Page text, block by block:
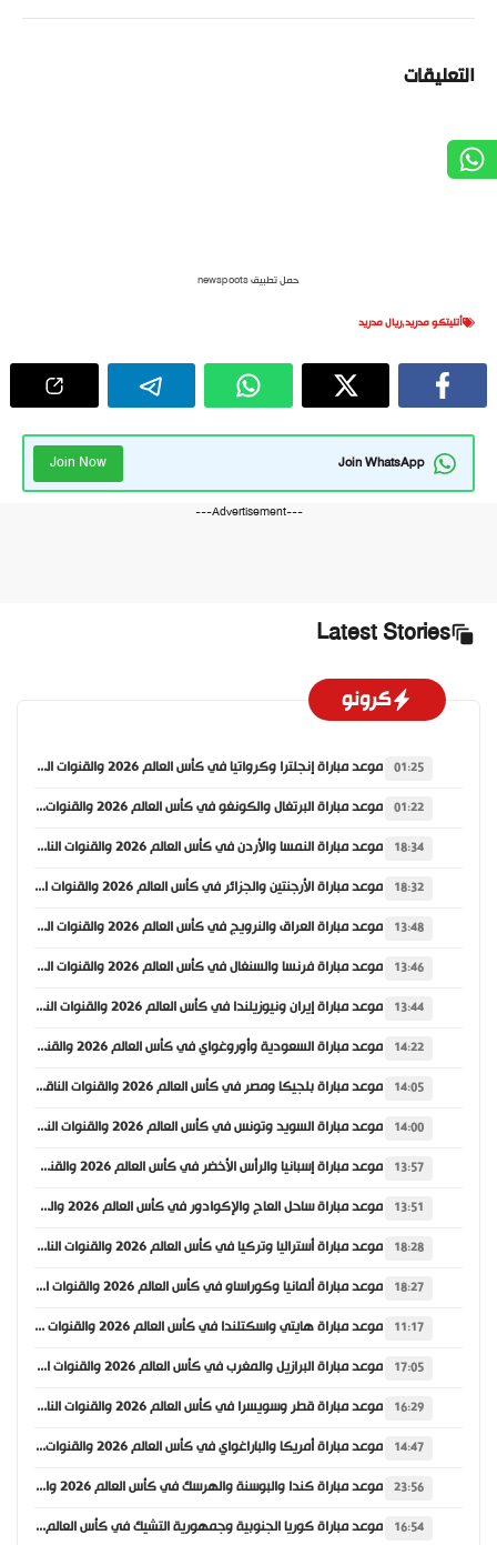
التعليقات
حمل تطبيق newspoots
أتليتكو مدريد,ريال مدريد
Join WhatsApp
Join Now
---Advertisement---
Latest Stories
كرونو
01:25 موعد مباراة إنجلترا وكرواتيا في كأس العالم 2026 والقنوات الناقلة
01:22 موعد مباراة البرتغال والكونغو في كأس العالم 2026 والقنوات الناقلة
18:34 موعد مباراة النمسا والأردن في كأس العالم 2026 والقنوات الناقلة
18:32 موعد مباراة الأرجنتين والجزائر في كأس العالم 2026 والقنوات الناقلة
13:48 موعد مباراة العراق والنرويج في كأس العالم 2026 والقنوات الناقلة
13:46 موعد مباراة فرنسا والسنغال في كأس العالم 2026 والقنوات الناقلة
13:44 موعد مباراة إيران ونيوزيلندا في كأس العالم 2026 والقنوات الناقلة
14:22 موعد مباراة السعودية وأوروغواي في كأس العالم 2026 والقنوات الناقلة
14:05 موعد مباراة بلجيكا ومصر في كأس العالم 2026 والقنوات الناقلة
14:00 موعد مباراة السويد وتونس في كأس العالم 2026 والقنوات الناقلة
13:57 موعد مباراة إسبانيا والرأس الأخضر في كأس العالم 2026 والقنوات الناقلة
13:51 موعد مباراة ساحل العاج والإكوادور في كأس العالم 2026 والقنوات الناقلة
18:28 موعد مباراة أستراليا وتركيا في كأس العالم 2026 والقنوات الناقلة
18:27 موعد مباراة ألمانيا وكوراساو في كأس العالم 2026 والقنوات الناقلة
11:17 موعد مباراة هايتي واسكتلندا في كأس العالم 2026 والقنوات الناقلة
17:05 موعد مباراة البرازيل والمغرب في كأس العالم 2026 والقنوات الناقلة
16:29 موعد مباراة قطر وسويسرا في كأس العالم 2026 والقنوات الناقلة
14:47 موعد مباراة أمريكا والباراغواي في كأس العالم 2026 والقنوات الناقلة
23:56 موعد مباراة كندا والبوسنة والهرسك في كأس العالم 2026 والقنوات الناقلة
16:54 موعد مباراة كوريا الجنوبية وجمهورية التشيك في كأس العالم 2026 والقنوات الناقلة